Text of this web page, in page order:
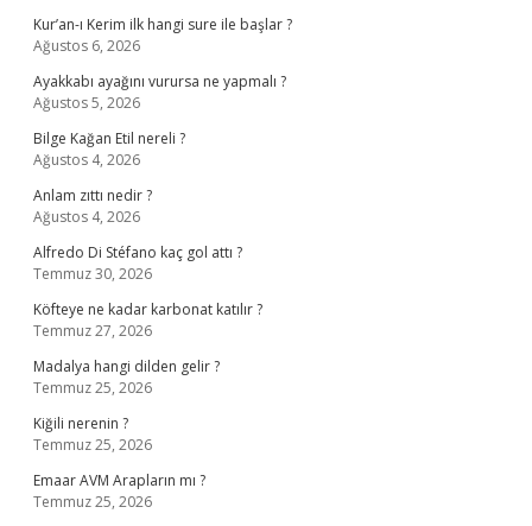
Kur’an-ı Kerim ilk hangi sure ile başlar ?
Ağustos 6, 2026
Ayakkabı ayağını vurursa ne yapmalı ?
Ağustos 5, 2026
Bilge Kağan Etil nereli ?
Ağustos 4, 2026
Anlam zıttı nedir ?
Ağustos 4, 2026
Alfredo Di Stéfano kaç gol attı ?
Temmuz 30, 2026
Köfteye ne kadar karbonat katılır ?
Temmuz 27, 2026
Madalya hangi dilden gelir ?
Temmuz 25, 2026
Kiğili nerenin ?
Temmuz 25, 2026
Emaar AVM Arapların mı ?
Temmuz 25, 2026